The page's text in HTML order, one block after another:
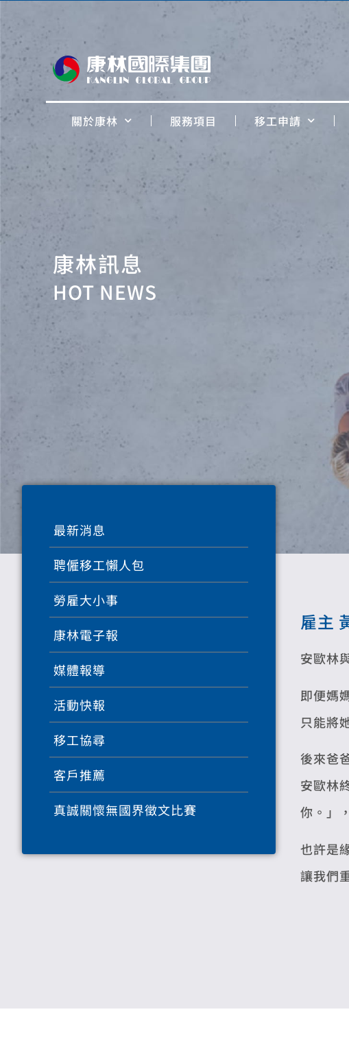
關於康林 服務項目 移工申請
康林訊息
HOT NEWS
最新消息
聘僱移工懶人包
勞雇大小事
康林電子報
媒體報導
活動快報
移工協尋
客戶推薦
真誠關懷無國界徵文比賽
雇主
安歐林
即便媽
只能將
後來爸
安歐林
你。」
也許是
讓我們